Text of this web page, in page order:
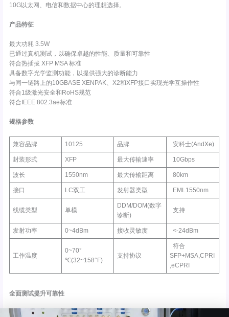
10G以太网、电信和数据中心的理想选择。
产品特征
最大功耗 3.5W
已通过真机测试，以确保卓越的性能、质量和可靠性
符合热插拔 XFP MSA 标准
具备数字光学监测功能，以提供强大的诊断能力
与同一链路上的10GBASE XENPAK、X2和XFP接口实现光学互操作性
符合1级激光安全和RoHS规范
符合IEEE 802.3ae标准
规格参数
兼容品牌 10125 品牌 安科士(AndXe)
封装形式 XFP 最大传输速率 10Gbps
波长 1550nm 最大传输距离 80km
接口 LC双工 发射器类型 EML1550nm
线缆类型 单模
DDM/DOM(数字
诊断)
支持
发射功率 0~4dBm 接收灵敏度 <-24dBm
工作温度
0~70°
℃(32~158°F)
支持协议
符合
SFP+MSA,CPRI
,eCPRI
全面测试提升可靠性